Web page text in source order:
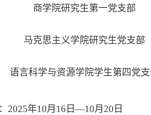
商学院研究生第一党支部
马克思主义学院研究生党支部
语言科学与资源学院学生第四党
2025年10月16日—10月20日